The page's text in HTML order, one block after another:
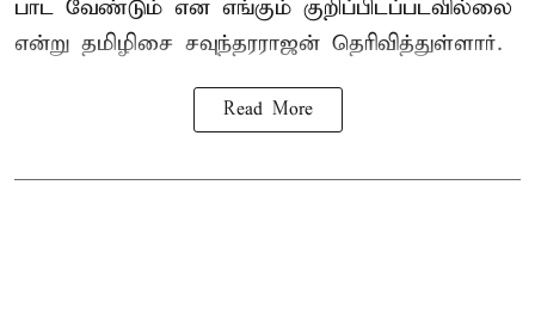
பாட வேண்டும் என எங்கும் குறிப்பிடப்படவில்லை
என்று தமிழிசை சவுந்தரராஜன் தெரிவித்துள்ளார்.
Read More